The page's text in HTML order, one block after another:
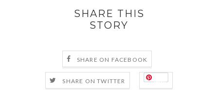
SHARE THIS
STORY
SHARE ON FACEBOOK
SHARE ON TWITTER Save